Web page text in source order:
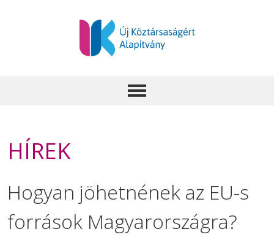
HÍREK
Hogyan jöhetnének az EU-s
források Magyarországra?